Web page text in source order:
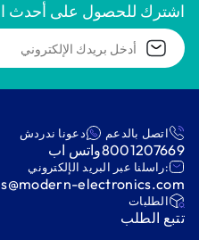
اشترك للحصول على أحدث
اتصل بالدعم
8001207669
دعونا ندردش
واتس اب
:راسلنا عبر البريد الإلكتروني
electronics.com
‫الطلبات‬
‫تتبع الطلب‬